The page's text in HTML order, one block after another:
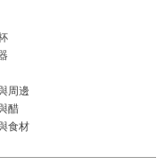
周邊
醋
食材